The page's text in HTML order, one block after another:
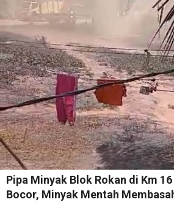
Pipa Minyak Blok Rokan di Km 16
Bocor, Minyak Mentah